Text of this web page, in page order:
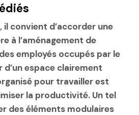
convient d’accorder une
à l’aménagement de
employés occupés par le
espace clairement
pour travailler est
la productivité. Un tel
des éléments modulaires